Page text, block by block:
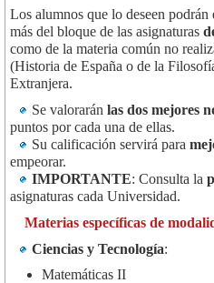
Los alumnos que lo deseen podrán
más del bloque de las asignaturas
como de la materia común no
(Historia de España o de la
Extranjera.
Se valorarán las dos mejores
puntos por cada una de ellas.
Su calificación servirá para
empeorar.
IMPORTANTE: Consulta la
asignaturas cada Universidad.
Materias específicas de
Ciencias y Tecnología:
Matemáticas II